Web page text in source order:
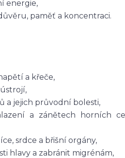
energie,
paměť a koncentraci.
a křeče,
a jejich průvodní bolesti,
a zánětech horních
srdce a břišní orgány,
hlavy a zabránit migrénám,